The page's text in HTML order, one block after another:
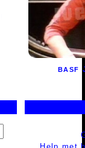
BASF